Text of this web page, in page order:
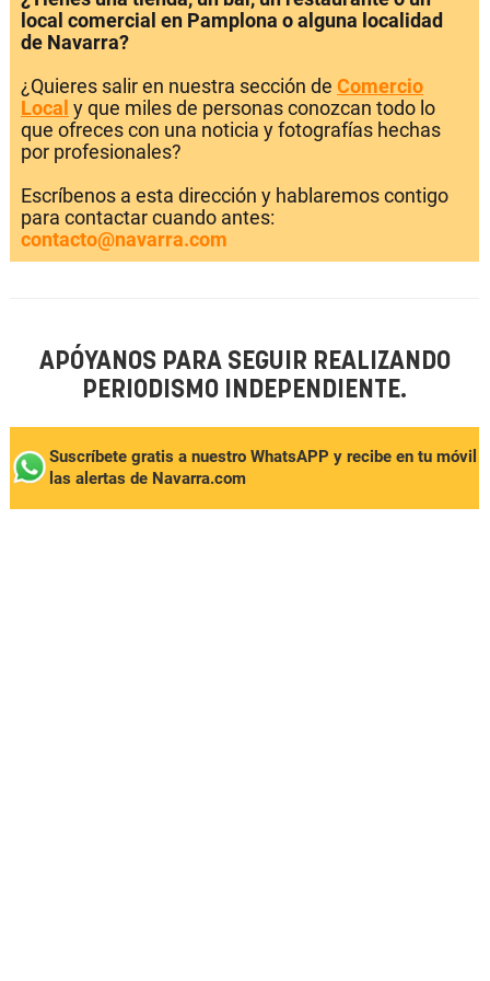
local comercial en Pamplona o alguna localidad
de Navarra?
¿Quieres salir en nuestra sección de Comercio
Local y que miles de personas conozcan todo lo
que ofreces con una noticia y fotografías hechas
por profesionales?
Escríbenos a esta dirección y hablaremos contigo
para contactar cuando antes:
contacto@navarra.com
APÓYANOS PARA SEGUIR REALIZANDO
PERIODISMO INDEPENDIENTE.
Suscríbete gratis a nuestro WhatsAPP y recibe en tu móvil
las alertas de Navarra.com